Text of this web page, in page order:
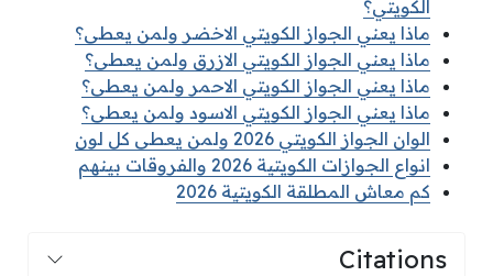
الكويتي؟
ماذا يعني الجواز الكويتي الاخضر ولمن يعطى؟
ماذا يعني الجواز الكويتي الازرق ولمن يعطى؟
ماذا يعني الجواز الكويتي الاحمر ولمن يعطى؟
ماذا يعني الجواز الكويتي الاسود ولمن يعطى؟
الوان الجواز الكويتي 2026 ولمن يعطى كل لون
انواع الجوازات الكويتية 2026 والفروقات بينهم
كم معاش المطلقة الكويتية 2026
Citations